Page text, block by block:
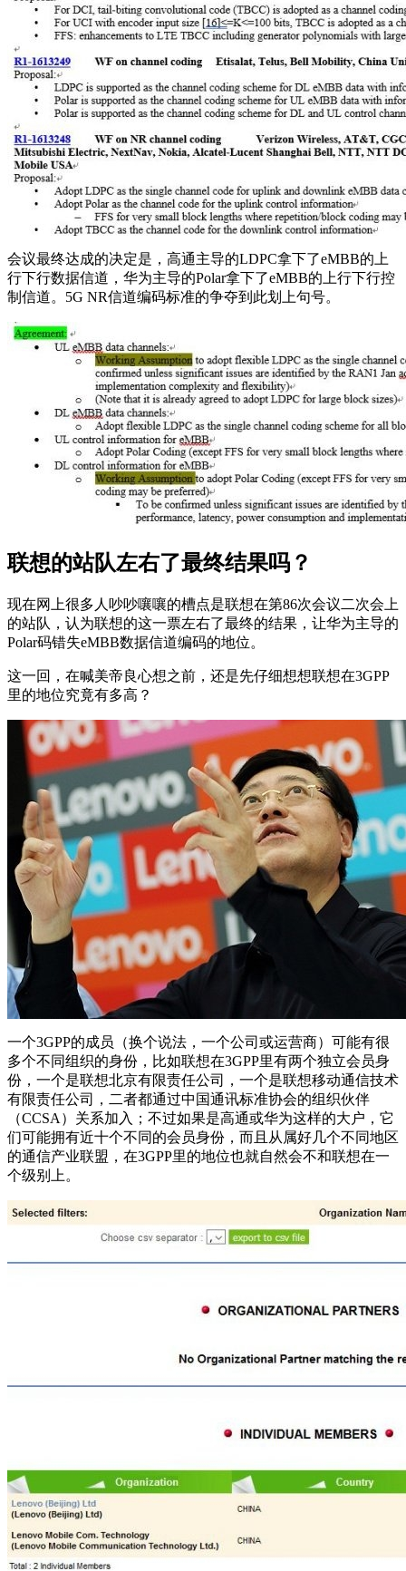
会议最终达成的决定是，高通主导的LDPC拿下了eMBB的上
行下行数据信道，华为主导的Polar拿下了eMBB的上行下行控
制信道。5G NR信道编码标准的争夺到此划上句号。
联想的站队左右了最终结果吗？
现在网上很多人吵吵嚷嚷的槽点是联想在第86次会议二次会上
的站队，认为联想的这一票左右了最终的结果，让华为主导的
Polar码错失eMBB数据信道编码的地位。
这一回，在喊美帝良心想之前，还是先仔细想想联想在3GPP
里的地位究竟有多高？
一个3GPP的成员（换个说法，一个公司或运营商）可能有很
多个不同组织的身份，比如联想在3GPP里有两个独立会员身
份，一个是联想北京有限责任公司，一个是联想移动通信技术
有限责任公司，二者都通过中国通讯标准协会的组织伙伴
（CCSA）关系加入；不过如果是高通或华为这样的大户，它
们可能拥有近十个不同的会员身份，而且从属好几个不同地区
的通信产业联盟，在3GPP里的地位也就自然会不和联想在一
个级别上。